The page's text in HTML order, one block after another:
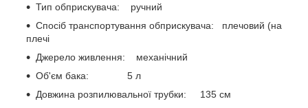
Тип обприскувача: ручний
Спосіб транспортування обприскувача: плечовий (на
плечі
Джерело живлення: механічний
Об'єм бака: 5 л
Довжина розпилювальної трубки: 135 см